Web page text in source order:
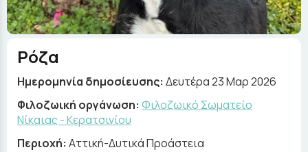
Ρόζα
Ημερομηνία δημοσίευσης: Δευτέρα 23 Μαρ 2026
Φιλοζωική οργάνωση: Φιλοζωικό Σωματείο
Νίκαιας - Κερατσινίου
Περιοχή: Αττική-Δυτικά Προάστεια